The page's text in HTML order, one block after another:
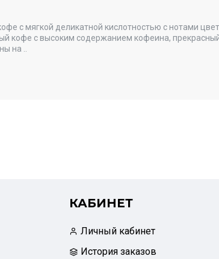
с мягкой деликатной кислотностью с нотами
кофе с высоким содержанием кофеина, прекрасный
на ..
КАБИНЕТ
Личный кабинет
История заказов